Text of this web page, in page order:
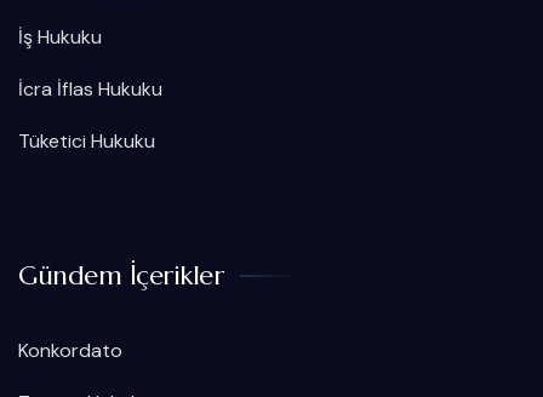
İş Hukuku
İcra İflas Hukuku
Tüketici Hukuku
Gündem İçerikler
Konkordato